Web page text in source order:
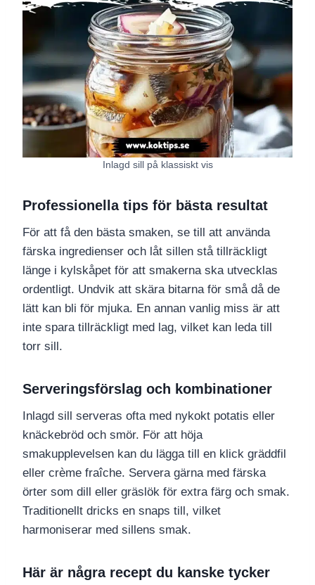
Inlagd sill på klassiskt vis
Professionella tips för bästa resultat
För att få den bästa smaken, se till att använda
färska ingredienser och låt sillen stå tillräckligt
länge i kylskåpet för att smakerna ska utvecklas
ordentligt. Undvik att skära bitarna för små då de
lätt kan bli för mjuka. En annan vanlig miss är att
inte spara tillräckligt med lag, vilket kan leda till
torr sill.
Serveringsförslag och kombinationer
Inlagd sill serveras ofta med nykokt potatis eller
knäckebröd och smör. För att höja
smakupplevelsen kan du lägga till en klick gräddfil
eller crème fraîche. Servera gärna med färska
örter som dill eller gräslök för extra färg och smak.
Traditionellt dricks en snaps till, vilket
harmoniserar med sillens smak.
Här är några recept du kanske tycker